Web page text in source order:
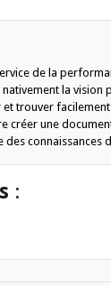
de la
la vision
trouver
créer une
connaissances
: